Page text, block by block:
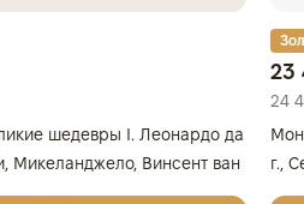
шедевры I. Леонардо да
Микеланджело, Винсент ван
гр., проба 999, ГЕРМАНИЯ
23
24
г.,